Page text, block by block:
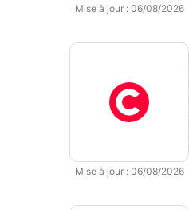
Mise à jour: 06/08/2026
Mise à jour: 06/08/2026